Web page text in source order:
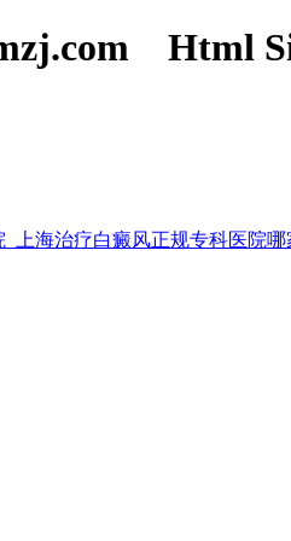
Html
_上海治疗白癜风正规专科医院哪